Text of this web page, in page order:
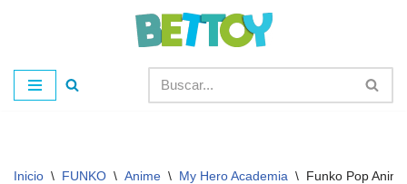
al
contenido
Inicio \ FUNKO \ Anime \ My Hero Academia \ Funko Pop